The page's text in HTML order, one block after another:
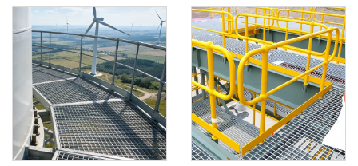
conçue spécifiquement
pour les environnements
extrêmes des plates-
formes offshore et des
ports
empêche les glissades des
travailleurs et réduit
l'encrassement